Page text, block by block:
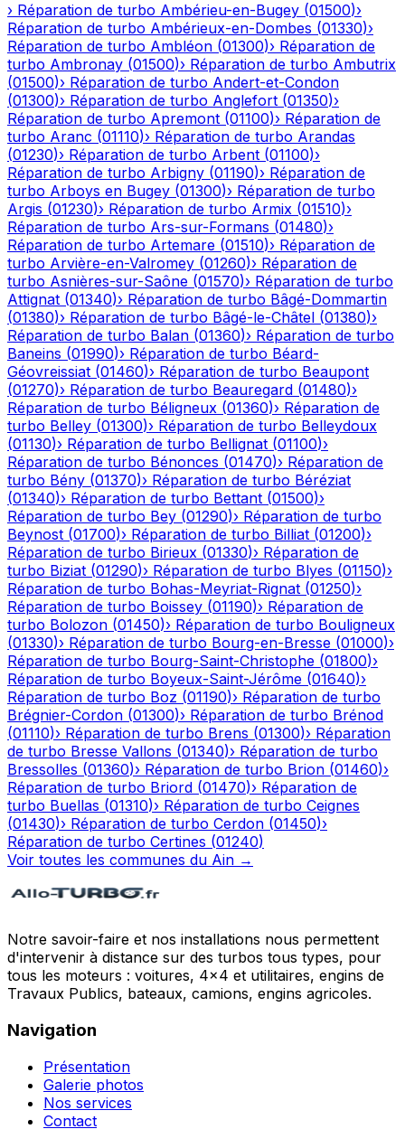
› Réparation de turbo Ambérieu-en-Bugey (01500)›
Réparation de turbo Ambérieux-en-Dombes (01330)›
Réparation de turbo Ambléon (01300)› Réparation de
turbo Ambronay (01500)› Réparation de turbo Ambutrix
(01500)› Réparation de turbo Andert-et-Condon
(01300)› Réparation de turbo Anglefort (01350)›
Réparation de turbo Apremont (01100)› Réparation de
turbo Aranc (01110)› Réparation de turbo Arandas
(01230)› Réparation de turbo Arbent (01100)›
Réparation de turbo Arbigny (01190)› Réparation de
turbo Arboys en Bugey (01300)› Réparation de turbo
Argis (01230)› Réparation de turbo Armix (01510)›
Réparation de turbo Ars-sur-Formans (01480)›
Réparation de turbo Artemare (01510)› Réparation de
turbo Arvière-en-Valromey (01260)› Réparation de
turbo Asnières-sur-Saône (01570)› Réparation de turbo
Attignat (01340)› Réparation de turbo Bâgé-Dommartin
(01380)› Réparation de turbo Bâgé-le-Châtel (01380)›
Réparation de turbo Balan (01360)› Réparation de turbo
Baneins (01990)› Réparation de turbo Béard-
Géovreissiat (01460)› Réparation de turbo Beaupont
(01270)› Réparation de turbo Beauregard (01480)›
Réparation de turbo Béligneux (01360)› Réparation de
turbo Belley (01300)› Réparation de turbo Belleydoux
(01130)› Réparation de turbo Bellignat (01100)›
Réparation de turbo Bénonces (01470)› Réparation de
turbo Bény (01370)› Réparation de turbo Béréziat
(01340)› Réparation de turbo Bettant (01500)›
Réparation de turbo Bey (01290)› Réparation de turbo
Beynost (01700)› Réparation de turbo Billiat (01200)›
Réparation de turbo Birieux (01330)› Réparation de
turbo Biziat (01290)› Réparation de turbo Blyes (01150)›
Réparation de turbo Bohas-Meyriat-Rignat (01250)›
Réparation de turbo Boissey (01190)› Réparation de
turbo Bolozon (01450)› Réparation de turbo Bouligneux
(01330)› Réparation de turbo Bourg-en-Bresse (01000)›
Réparation de turbo Bourg-Saint-Christophe (01800)›
Réparation de turbo Boyeux-Saint-Jérôme (01640)›
Réparation de turbo Boz (01190)› Réparation de turbo
Brégnier-Cordon (01300)› Réparation de turbo Brénod
(01110)› Réparation de turbo Brens (01300)› Réparation
de turbo Bresse Vallons (01340)› Réparation de turbo
Bressolles (01360)› Réparation de turbo Brion (01460)›
Réparation de turbo Briord (01470)› Réparation de
turbo Buellas (01310)› Réparation de turbo Ceignes
(01430)› Réparation de turbo Cerdon (01450)›
Réparation de turbo Certines (01240)
Voir toutes les communes du Ain →
Notre savoir-faire et nos installations nous permettent
d'intervenir à distance sur des turbos tous types, pour
tous les moteurs : voitures, 4x4 et utilitaires, engins de
Travaux Publics, bateaux, camions, engins agricoles.
Navigation
Présentation
Galerie photos
Nos services
Contact